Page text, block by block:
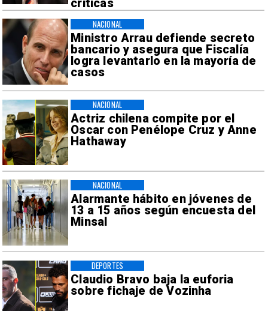
críticas
Ministro Arrau defiende secreto
bancario y asegura que Fiscalía
logra levantarlo en la mayoría de
casos
NACIONAL
Actriz chilena compite por el
Oscar con Penélope Cruz y Anne
Hathaway
NACIONAL
Alarmante hábito en jóvenes de
13 a 15 años según encuesta del
Minsal
NACIONAL
Claudio Bravo baja la euforia
sobre fichaje de Vozinha
DEPORTES